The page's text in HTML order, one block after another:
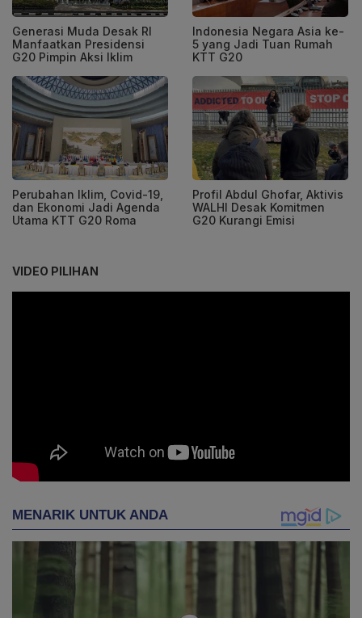
Generasi Muda Desak RI
Manfaatkan Presidensi
G20 Pimpin Aksi Iklim
Indonesia Negara Asia ke-
5 yang Jadi Tuan Rumah
KTT G20
Perubahan Iklim, Covid-19,
dan Ekonomi Jadi Agenda
Utama KTT G20 Roma
Profil Abdul Ghofar, Aktivis
WALHI Desak Komitmen
G20 Kurangi Emisi
VIDEO PILIHAN